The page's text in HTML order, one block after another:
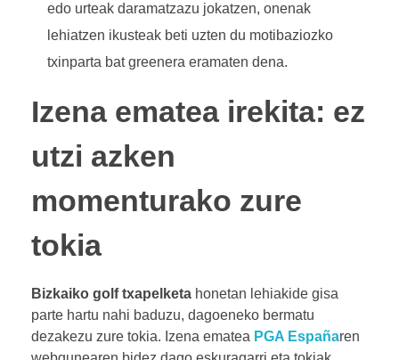
edo urteak daramatzazu jokatzen, onenak
lehiatzen ikusteak beti uzten du motibaziozko
txinparta bat greenera eramaten dena.
Izena ematea irekita: ez
utzi azken
momenturako zure
tokia
Bizkaiko golf txapelketa honetan lehiakide gisa
parte hartu nahi baduzu, dagoeneko bermatu
dezakezu zure tokia. Izena ematea PGA Españaren